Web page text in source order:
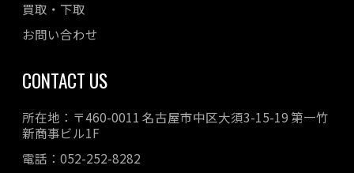
買取・下取
お問い合わせ
CONTACT US
所在地：〒460-0011 名古屋市中区大須3-15-19 第一竹
新商事ビル1F
電話：052-252-8282